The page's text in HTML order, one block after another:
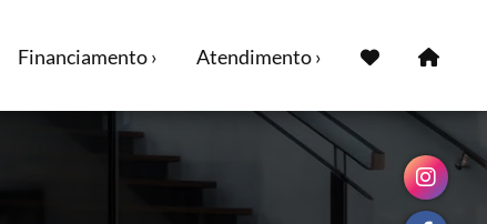
Financiamento › Atendimento ›